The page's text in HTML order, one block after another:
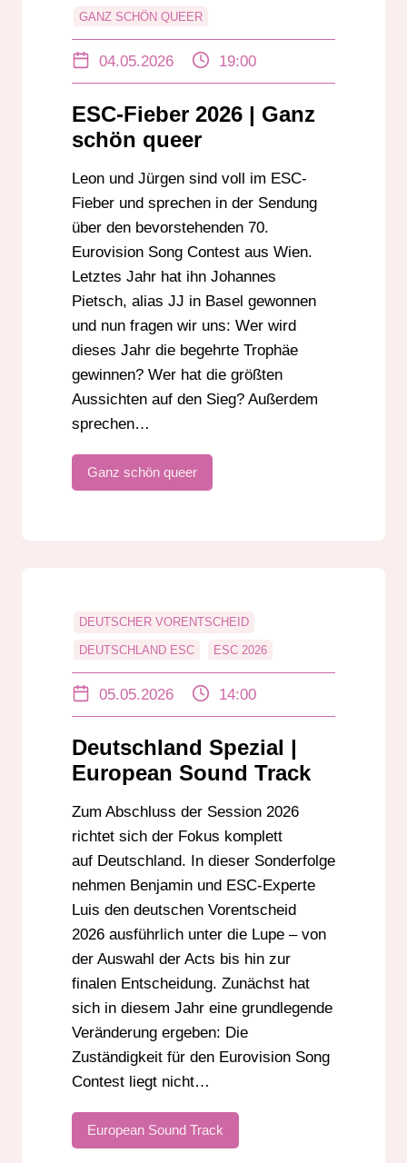
GANZ SCHÖN QUEER
LEON EBERSMANN
04.05.2026 19:00
ESC-Fieber 2026 | Ganz
schön queer
Leon und Jürgen sind voll im ESC-
Fieber und sprechen in der Sendung
über den bevorstehenden 70.
Eurovision Song Contest aus Wien.
Letztes Jahr hat ihn Johannes
Pietsch, alias JJ in Basel gewonnen
und nun fragen wir uns: Wer wird
dieses Jahr die begehrte Trophäe
gewinnen? Wer hat die größten
Aussichten auf den Sieg? Außerdem
sprechen…
Ganz schön queer
DEUTSCHER VORENTSCHEID
DEUTSCHLAND ESC ESC 2026
ESC DEUTSCHLAND 2026
ESC VORENTSCHEID DEUTSCHLAND
EUROVISION PODCAST
05.05.2026 14:00
Deutschland Spezial |
European Sound Track
Zum Abschluss der Session 2026
richtet sich der Fokus komplett
auf Deutschland. In dieser Sonderfolge
nehmen Benjamin und ESC-Experte
Luis den deutschen Vorentscheid
2026 ausführlich unter die Lupe – von
der Auswahl der Acts bis hin zur
finalen Entscheidung. Zunächst hat
sich in diesem Jahr eine grundlegende
Veränderung ergeben: Die
Zuständigkeit für den Eurovision Song
Contest liegt nicht…
European Sound Track